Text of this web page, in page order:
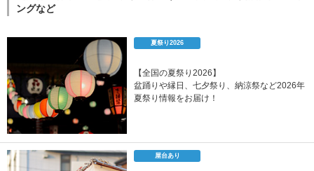
ングなど
夏祭り2026
【全国の夏祭り2026】
盆踊りや縁日、七夕祭り、納涼祭など2026年
夏祭り情報をお届け！
屋台あり